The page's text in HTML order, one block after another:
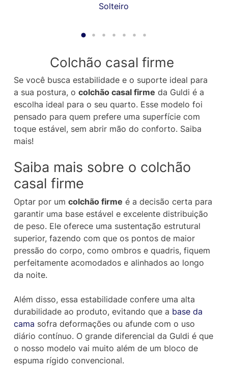
Solteiro
Colchão casal firme
Se você busca estabilidade e o suporte ideal para
a sua postura, o colchão casal firme da Guldi é a
escolha ideal para o seu quarto. Esse modelo foi
pensado para quem prefere uma superfície com
toque estável, sem abrir mão do conforto. Saiba
mais!
Saiba mais sobre o colchão
casal firme
Optar por um colchão firme é a decisão certa para
garantir uma base estável e excelente distribuição
de peso. Ele oferece uma sustentação estrutural
superior, fazendo com que os pontos de maior
pressão do corpo, como ombros e quadris, fiquem
perfeitamente acomodados e alinhados ao longo
da noite.
Além disso, essa estabilidade confere uma alta
durabilidade ao produto, evitando que a base da
cama sofra deformações ou afunde com o uso
diário contínuo. O grande diferencial da Guldi é que
o nosso modelo vai muito além de um bloco de
espuma rígido convencional.